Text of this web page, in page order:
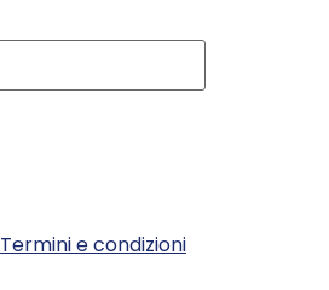
Termini e condizioni